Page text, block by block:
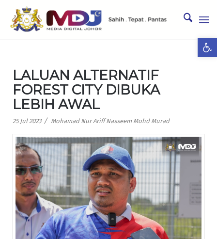
LALUAN ALTERNATIF
FOREST CITY DIBUKA
LEBIH AWAL
25 Jul 2023 / Mohamad Nur Ariff Nasseem Mohd Murad